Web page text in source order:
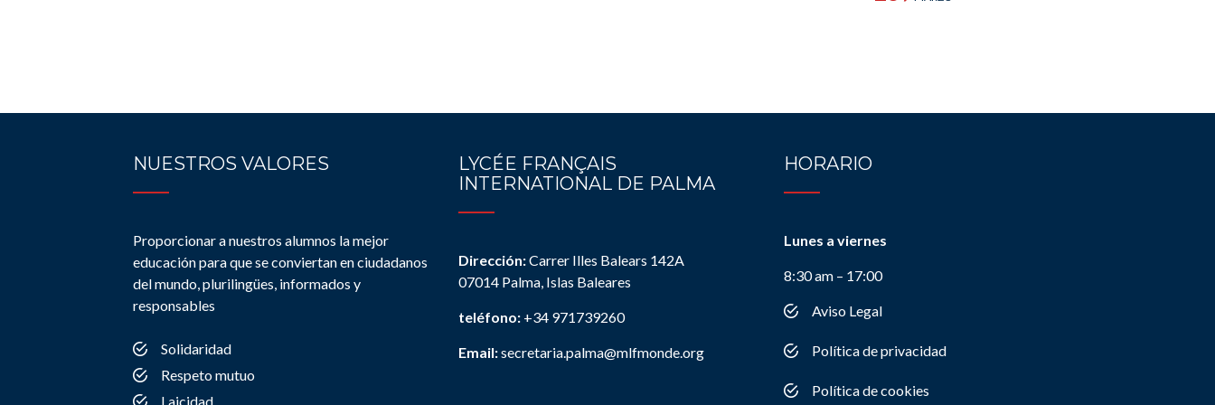
NUESTROS VALORES
Proporcionar a nuestros alumnos la mejor
educación para que se conviertan en ciudadanos
del mundo, plurilingües, informados y
responsables
Solidaridad
Respeto mutuo
Laicidad
LYCÉE FRANÇAIS
INTERNATIONAL DE PALMA
Dirección:Carrer Illes Balears 142A
07014 Palma, Islas Baleares
teléfono: +34 971739260
Email:secretaria.palma@mlfmonde.org
HORARIO
Lunes a viernes
8:30 am – 17:00
Aviso Legal
Política de privacidad
Política de cookies